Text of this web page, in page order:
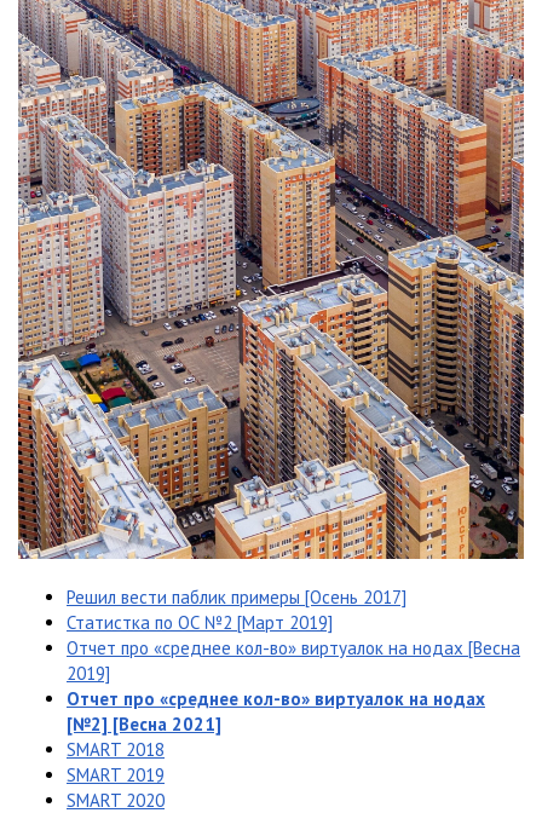
Решил вести паблик примеры [Осень 2017]
Статистка по ОС №2 [Март 2019]
Отчет про «среднее кол-во» виртуалок на нодах [Весна
2019]
Отчет про «среднее кол-во» виртуалок на нодах
[№2] [Весна 2021]
SMART 2018
SMART 2019
SMART 2020